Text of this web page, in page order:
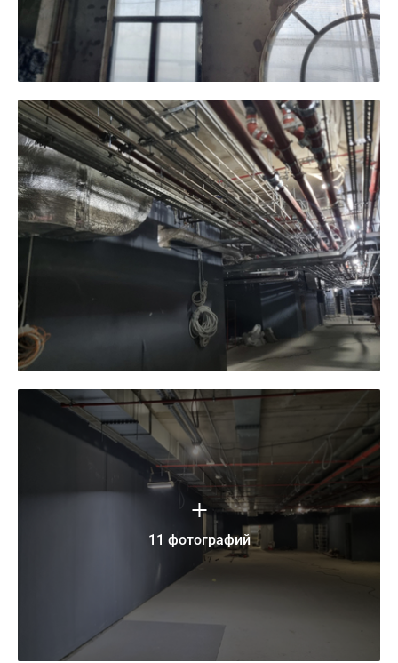
11 фотографий